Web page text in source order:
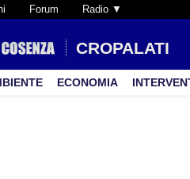
Forum Radio ▼
CROPALATI
ECONOMIA